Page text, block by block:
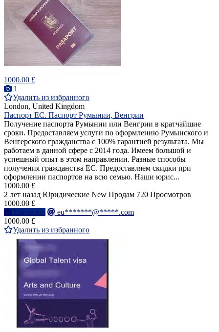
1000.00 £
1
Удалить из избранного
London, United Kingdom
Паспорт ЕС. Паспорт Румынии, Венгрии
Получение паспорта Румынии или Венгрии в кратчайшие
сроки. Предоставляем услуги по оформлению Румынского и
Венгерского гражданства с 100% гарантией результата. Мы
работаем в данной сфере с 2014 года. Имеем большой и
успешный опыт в этом направлении. Разные способы
получения гражданства ЕС. Предоставляем скидки при
оформлении паспортов на всю семью. Наши юрис...
1000.00 £
2 лет назад Юридические New Продам 720 Просмотров
1000.00 £
Написать
eu*******@*****.com
1000.00 £
Удалить из избранного